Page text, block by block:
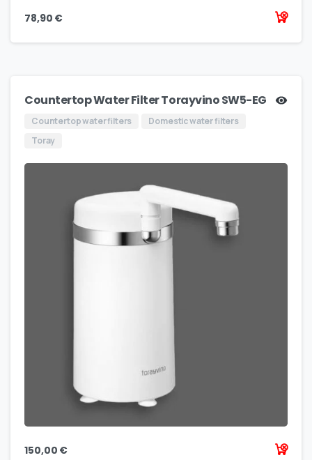
78,90 €
Countertop Water Filter Torayvino SW5-EG
Countertop water filters
Domestic water filters
Toray
150,00 €